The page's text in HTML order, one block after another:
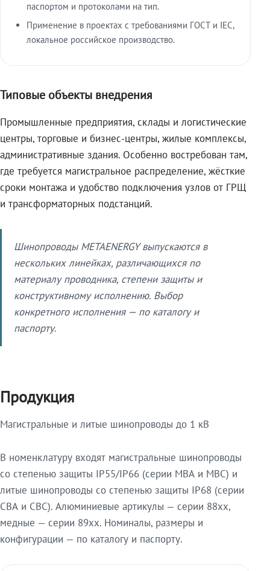
паспортом и протоколами на тип.
Применение в проектах с требованиями ГОСТ и IEC,
локальное российское производство.
Типовые объекты внедрения
Промышленные предприятия, склады и логистические
центры, торговые и бизнес-центры, жилые комплексы,
административные здания. Особенно востребован там,
где требуется магистральное распределение, жёсткие
сроки монтажа и удобство подключения узлов от ГРЩ
и трансформаторных подстанций.
Шинопроводы METAENERGY выпускаются в
нескольких линейках, различающихся по
материалу проводника, степени защиты и
конструктивному исполнению. Выбор
конкретного исполнения — по каталогу и
паспорту.
Продукция
Магистральные и литые шинопроводы до 1 кВ
В номенклатуру входят магистральные шинопроводы
со степенью защиты IP55/IP66 (серии МВА и МВС) и
литые шинопроводы со степенью защиты IP68 (серии
СВА и СВС). Алюминиевые артикулы — серии 88xx,
медные — серии 89xx. Номиналы, размеры и
конфигурации — по каталогу и паспорту.